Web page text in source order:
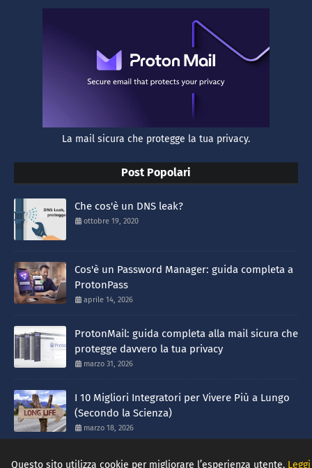
La mail sicura che protegge la tua privacy.
Post Popolari
Che cos'è un DNS leak?
ottobre 19, 2020
Cos'è un Password Manager: guida completa a
ProtonPass
aprile 14, 2026
ProtonMail: guida completa alla mail sicura che
protegge davvero la tua privacy
marzo 31, 2026
I 10 Migliori Integratori per Vivere Più a Lungo
(Secondo la Scienza)
marzo 18, 2026
HOME CHI SIAMO CONTATTACI NEWSLETTER
Questo sito utilizza cookie per migliorare l’esperienza utente.